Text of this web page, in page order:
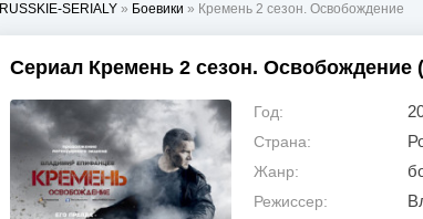
RUSSKIE-SERIALY » Боевики » Кремень 2 сезон. Освобождение
Сериал Кремень 2 сезон. Освобождение
Год:
Страна:
Жанр:
Режиссер: